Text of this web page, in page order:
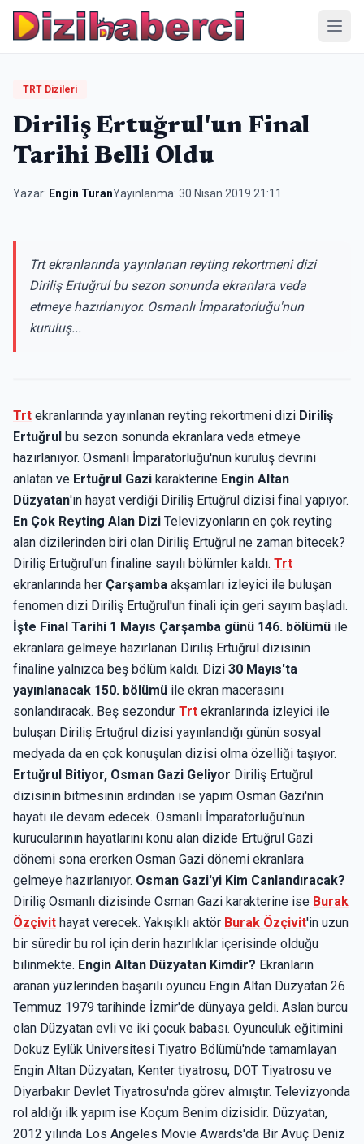
TRT Dizileri
Diriliş Ertuğrul'un Final
Tarihi Belli Oldu
Yazar: Engin TuranYayınlanma: 30 Nisan 2019 21:11
Trt ekranlarında yayınlanan reyting rekortmeni dizi
Diriliş Ertuğrul bu sezon sonunda ekranlara veda
etmeye hazırlanıyor. Osmanlı İmparatorluğu'nun
kuruluş...
Trt ekranlarında yayınlanan reyting rekortmeni dizi Diriliş
Ertuğrul bu sezon sonunda ekranlara veda etmeye
hazırlanıyor. Osmanlı İmparatorluğu'nun kuruluş devrini
anlatan ve Ertuğrul Gazi karakterine Engin Altan
Düzyatan'ın hayat verdiği Diriliş Ertuğrul dizisi final yapıyor.
En Çok Reyting Alan Dizi Televizyonların en çok reyting
alan dizilerinden biri olan Diriliş Ertuğrul ne zaman bitecek?
Diriliş Ertuğrul'un finaline sayılı bölümler kaldı. Trt
ekranlarında her Çarşamba akşamları izleyici ile buluşan
fenomen dizi Diriliş Ertuğrul'un finali için geri sayım başladı.
İşte Final Tarihi 1 Mayıs Çarşamba günü 146. bölümü ile
ekranlara gelmeye hazırlanan Diriliş Ertuğrul dizisinin
finaline yalnızca beş bölüm kaldı. Dizi 30 Mayıs'ta
yayınlanacak 150. bölümü ile ekran macerasını
sonlandıracak. Beş sezondur Trt ekranlarında izleyici ile
buluşan Diriliş Ertuğrul dizisi yayınlandığı günün sosyal
medyada da en çok konuşulan dizisi olma özelliği taşıyor.
Ertuğrul Bitiyor, Osman Gazi Geliyor Diriliş Ertuğrul
dizisinin bitmesinin ardından ise yapım Osman Gazi'nin
hayatı ile devam edecek. Osmanlı İmparatorluğu'nun
kurucularının hayatlarını konu alan dizide Ertuğrul Gazi
dönemi sona ererken Osman Gazi dönemi ekranlara
gelmeye hazırlanıyor. Osman Gazi'yi Kim Canlandıracak?
Diriliş Osmanlı dizisinde Osman Gazi karakterine ise Burak
Özçivit hayat verecek. Yakışıklı aktör Burak Özçivit'in uzun
bir süredir bu rol için derin hazırlıklar içerisinde olduğu
bilinmekte. Engin Altan Düzyatan Kimdir? Ekranların
aranan yüzlerinden başarılı oyuncu Engin Altan Düzyatan 26
Temmuz 1979 tarihinde İzmir'de dünyaya geldi. Aslan burcu
olan Düzyatan evli ve iki çocuk babası. Oyunculuk eğitimini
Dokuz Eylük Üniversitesi Tiyatro Bölümü'nde tamamlayan
Engin Altan Düzyatan, Kenter tiyatrosu, DOT Tiyatrosu ve
Diyarbakır Devlet Tiyatrosu'nda görev almıştır. Televizyonda
rol aldığı ilk yapım ise Koçum Benim dizisidir. Düzyatan,
2012 yılında Los Angeles Movie Awards'da Bir Avuç Deniz